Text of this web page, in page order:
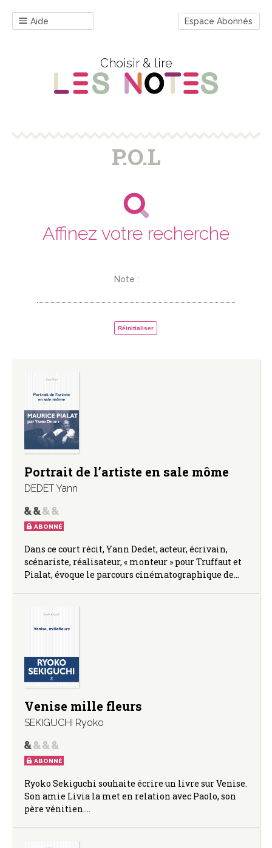
Aide Espace Abonnés
Choisir & lire
P.O.L
Affinez votre recherche
Note :
Réinitialiser
Portrait de l’artiste en sale môme
DEDET Yann
ABONNÉ
Dans ce court récit, Yann Dedet, acteur, écrivain,
scénariste, réalisateur, « monteur » pour Truffaut et
Pialat, évoque le parcours cinématographique de…
Venise mille fleurs
SEKIGUCHI Ryoko
ABONNÉ
Ryoko Sekiguchi souhaite écrire un livre sur Venise.
Son amie Livia la met en relation avec Paolo, son
père vénitien.…